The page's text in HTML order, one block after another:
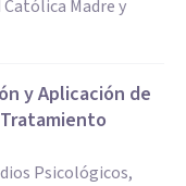
Madre y
y Aplicación de
Psicológicos,